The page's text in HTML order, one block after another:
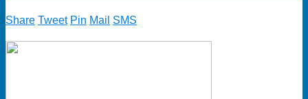
Share Tweet Pin Mail SMS